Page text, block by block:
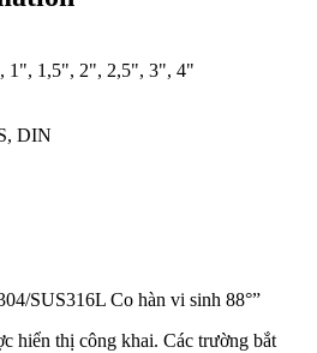
1", 1,5", 2", 2,5", 3", 4"
DIN
SUS316L Co hàn vi sinh 88°”
hiển thị công khai. Các trường bắt